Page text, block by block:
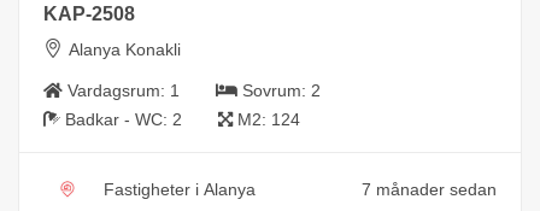
KAP-2508
Alanya Konakli
Vardagsrum: 1 Sovrum: 2
Badkar - WC: 2 M2: 124
Fastigheter i Alanya 7 månader sedan